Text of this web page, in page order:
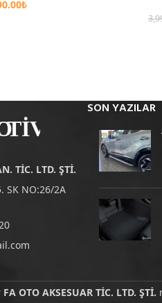
₺
TİC. LTD. ŞTİ.
SK NO:26/2A
SON YAZILAR
FA OTO AKSESUAR TİC. LTD. ŞTİ.